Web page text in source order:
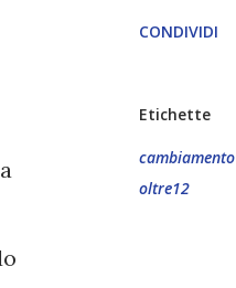
CONDIVIDI
Etichette
cambiamento
oltre12